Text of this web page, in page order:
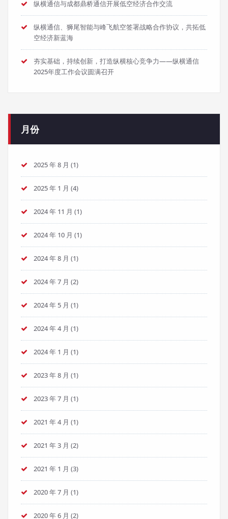
纵横通信与成都鼎桥通信开展低空经济合作交流
纵横通信、狮尾智能与峰飞航空签署战略合作协议，共拓低
空经济新蓝海
夯实基础，持续创新，打造纵横核心竞争力——纵横通信
2025年度工作会议圆满召开
月份
2025 年 8 月 (1)
2025 年 1 月 (4)
2024 年 11 月 (1)
2024 年 10 月 (1)
2024 年 8 月 (1)
2024 年 7 月 (2)
2024 年 5 月 (1)
2024 年 4 月 (1)
2024 年 1 月 (1)
2023 年 8 月 (1)
2023 年 7 月 (1)
2021 年 4 月 (1)
2021 年 3 月 (2)
2021 年 1 月 (3)
2020 年 7 月 (1)
2020 年 6 月 (2)